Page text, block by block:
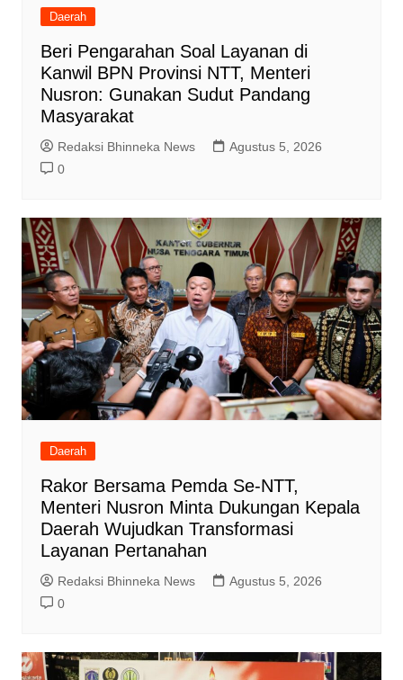
Daerah
Beri Pengarahan Soal Layanan di
Kanwil BPN Provinsi NTT, Menteri
Nusron: Gunakan Sudut Pandang
Masyarakat
Redaksi Bhinneka News
Agustus 5, 2026
0
Daerah
Rakor Bersama Pemda Se-NTT,
Menteri Nusron Minta Dukungan Kepala
Daerah Wujudkan Transformasi
Layanan Pertanahan
Redaksi Bhinneka News
Agustus 5, 2026
0